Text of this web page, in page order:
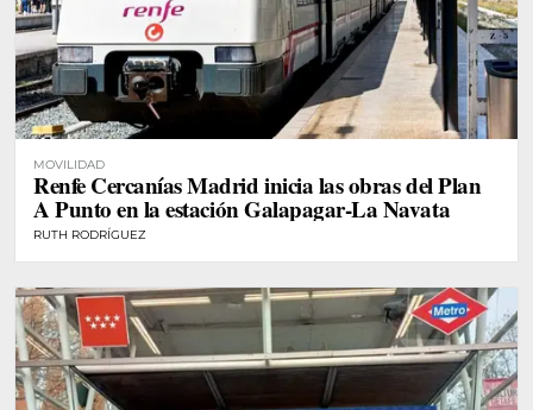
MOVILIDAD
Renfe Cercanías Madrid inicia las obras del Plan
A Punto en la estación Galapagar-La Navata
RUTH RODRÍGUEZ